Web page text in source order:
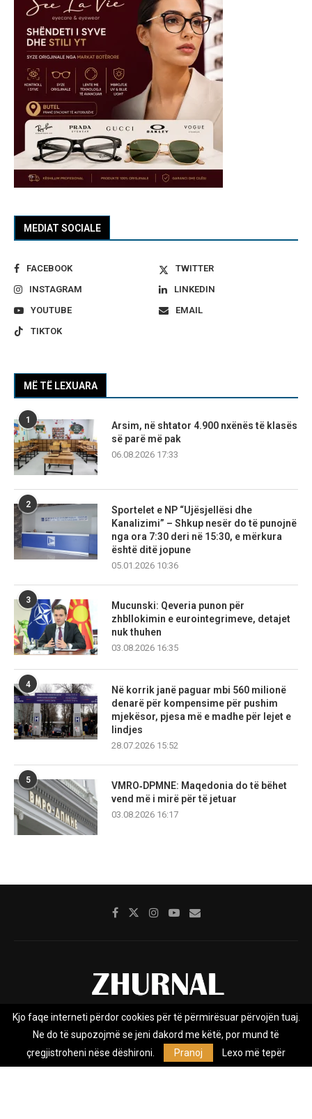
MEDIAT SOCIALE
FACEBOOK
TWITTER
INSTAGRAM
LINKEDIN
YOUTUBE
EMAIL
TIKTOK
MË TË LEXUARA
1
Arsim, në shtator 4.900 nxënës të klasës
së parë më pak
06.08.2026 17:33
2
Sportelet e NP “Ujësjellësi dhe
Kanalizimi” – Shkup nesër do të punojnë
nga ora 7:30 deri në 15:30, e mërkura
është ditë jopune
05.01.2026 10:36
3
Mucunski: Qeveria punon për
zhbllokimin e eurointegrimeve, detajet
nuk thuhen
03.08.2026 16:35
4
Në korrik janë paguar mbi 560 milionë
denarë për kompensime për pushim
mjekësor, pjesa më e madhe për lejet e
lindjes
28.07.2026 15:52
5
VMRO‑DPMNE: Maqedonia do të bëhet
vend më i mirë për të jetuar
03.08.2026 16:17
Rreth nesh Impresumi Marketing
Privacy Policy
Zhurnal.mk është Agjenci e Lajmeve e pavarur, e themeluar në vitin
Kjo faqe interneti përdor cookies për të përmirësuar përvojën tuaj.
Ne do të supozojmë se jeni dakord me këtë, por mund të
çregjistroheni nëse dëshironi.
Pranoj Lexo më tepër